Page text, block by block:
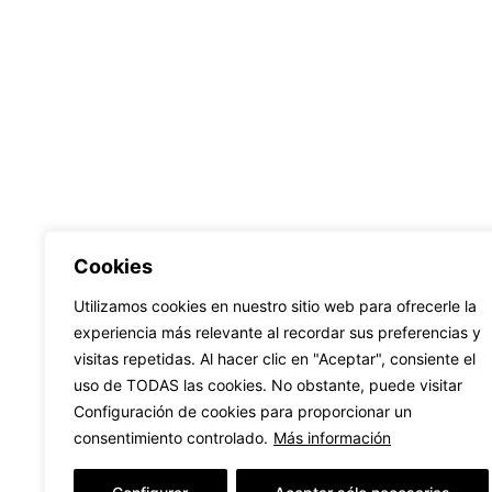
Cookies
Utilizamos cookies en nuestro sitio web para ofrecerle la
experiencia más relevante al recordar sus preferencias y
visitas repetidas. Al hacer clic en "Aceptar", consiente el
uso de TODAS las cookies. No obstante, puede visitar
Configuración de cookies para proporcionar un
consentimiento controlado. Más información
Llámanos